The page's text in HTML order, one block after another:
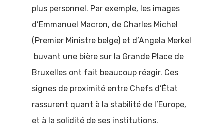
plus personnel. Par exemple, les images
d’Emmanuel Macron, de Charles Michel
(Premier Ministre belge) et d’Angela Merkel
buvant une bière sur la Grande Place de
Bruxelles ont fait beaucoup réagir. Ces
signes de proximité entre Chefs d’État
rassurent quant à la stabilité de l’Europe,
et à la solidité de ses institutions.